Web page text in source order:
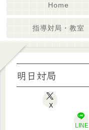
Home
指導対局・教室
明日対局
X
LINE